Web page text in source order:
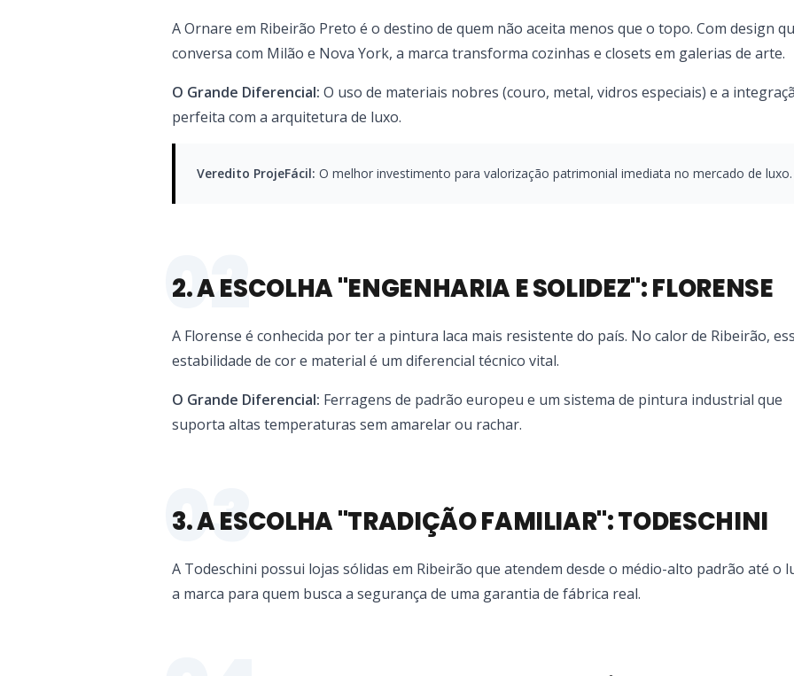
A Ornare em Ribeirão Preto é o destino de quem não aceita menos que o topo. Com design
conversa com Milão e Nova York, a marca transforma cozinhas e closets em galerias de arte.
O Grande Diferencial: O uso de materiais nobres (couro, metal, vidros especiais) e a
perfeita com a arquitetura de luxo.
Veredito ProjeFácil: O melhor investimento para valorização patrimonial imediata no mercado de luxo.
02
2. A ESCOLHA "ENGENHARIA E SOLIDEZ": FLORENSE
A Florense é conhecida por ter a pintura laca mais resistente do país. No calor de Ribeirão,
estabilidade de cor e material é um diferencial técnico vital.
O Grande Diferencial: Ferragens de padrão europeu e um sistema de pintura industrial que
suporta altas temperaturas sem amarelar ou rachar.
03
3. A ESCOLHA "TRADIÇÃO FAMILIAR": TODESCHINI
A Todeschini possui lojas sólidas em Ribeirão que atendem desde o médio-alto padrão até o
a marca para quem busca a segurança de uma garantia de fábrica real.